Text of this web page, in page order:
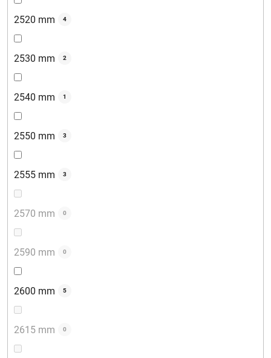
2520 mm 4
2530 mm 2
2540 mm 1
2550 mm 3
2555 mm 3
2570 mm 0
2590 mm 0
2600 mm 5
2615 mm 0